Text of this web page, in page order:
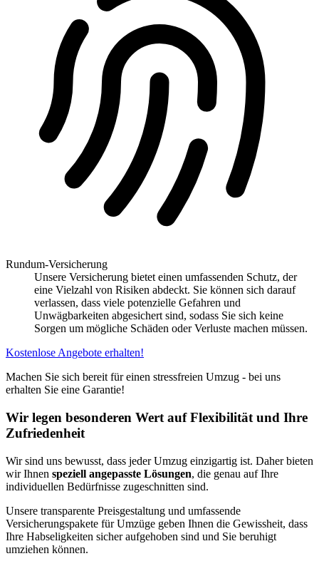
Rundum-Versicherung
Unsere Versicherung bietet einen umfassenden Schutz, der
eine Vielzahl von Risiken abdeckt. Sie können sich darauf
verlassen, dass viele potenzielle Gefahren und
Unwägbarkeiten abgesichert sind, sodass Sie sich keine
Sorgen um mögliche Schäden oder Verluste machen müssen.
Kostenlose Angebote erhalten!
Machen Sie sich bereit für einen stressfreien Umzug - bei uns
erhalten Sie eine Garantie!
Wir legen besonderen Wert auf Flexibilität und Ihre
Zufriedenheit
Wir sind uns bewusst, dass jeder Umzug einzigartig ist. Daher bieten
wir Ihnen speziell angepasste Lösungen, die genau auf Ihre
individuellen Bedürfnisse zugeschnitten sind.
Unsere transparente Preisgestaltung und umfassende
Versicherungspakete für Umzüge geben Ihnen die Gewissheit, dass
Ihre Habseligkeiten sicher aufgehoben sind und Sie beruhigt
umziehen können.